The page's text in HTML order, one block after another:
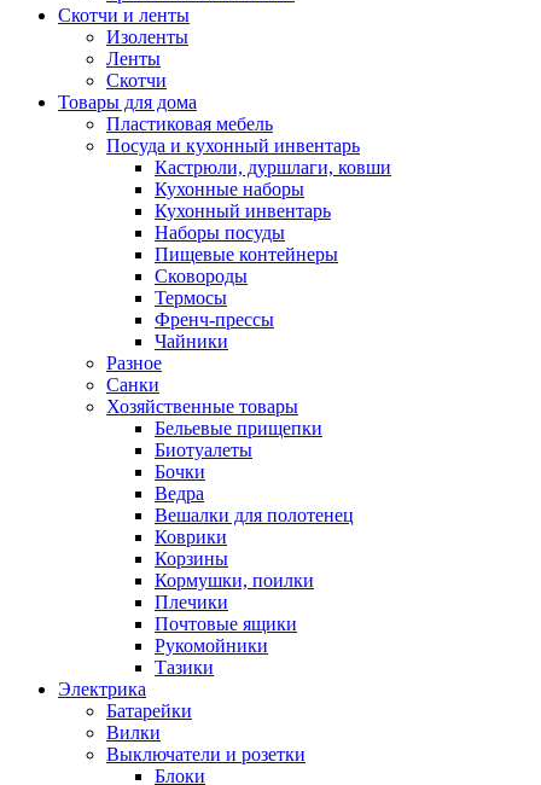
Скотчи и ленты
Изоленты
Ленты
Скотчи
Товары для дома
Пластиковая мебель
Посуда и кухонный инвентарь
Кастрюли, дуршлаги, ковши
Кухонные наборы
Кухонный инвентарь
Наборы посуды
Пищевые контейнеры
Сковороды
Термосы
Френч-прессы
Чайники
Разное
Санки
Хозяйственные товары
Бельевые прищепки
Биотуалеты
Бочки
Ведра
Вешалки для полотенец
Коврики
Корзины
Кормушки, поилки
Плечики
Почтовые ящики
Рукомойники
Тазики
Электрика
Батарейки
Вилки
Выключатели и розетки
Блоки